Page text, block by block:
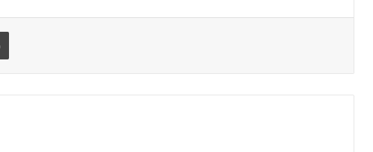
Print